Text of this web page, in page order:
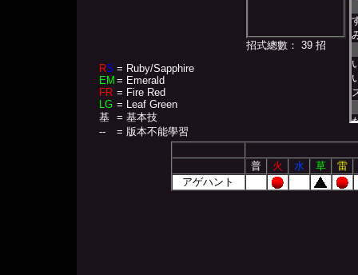
RS = Ruby/Sapphire
EM = Emerald
FR = Fire Red
LG = Leaf Green
基
= 基本技
--
= 版本不能學習
招式總數： 39 招
普 火 水 草
雷
アゲハント